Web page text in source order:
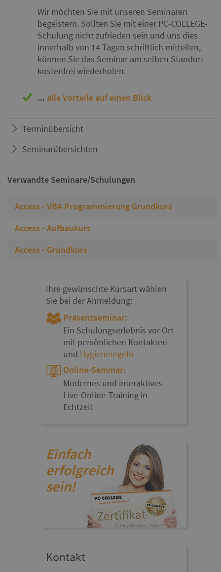
Wir möchten Sie mit unseren Seminaren
begeistern. Sollten Sie mit einer PC-COLLEGE-
Schulung nicht zufrieden sein und uns dies
innerhalb von 14 Tagen schriftlich mitteilen,
können Sie das Seminar am selben Standort
kostenfrei wiederholen.
... alle Vorteile auf einen Blick
Terminübersicht
Seminarübersichten
Verwandte Seminare/Schulungen
Access - VBA Programmierung Grundkurs
Access - Aufbaukurs
Access - Grundkurs
Ihre gewünschte Kursart wählen
Sie bei der Anmeldung:
Präsenzseminar:
Ein Schulungserlebnis vor Ort
mit persönlichen Kontakten
und Hygieneregeln
Online-Seminar:
Modernes und interaktives
Live-Online-Training in
Echtzeit
Einfach
erfolgreich
sein!
Kontakt